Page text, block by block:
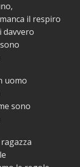
il respiro
davvero
uomo
sono